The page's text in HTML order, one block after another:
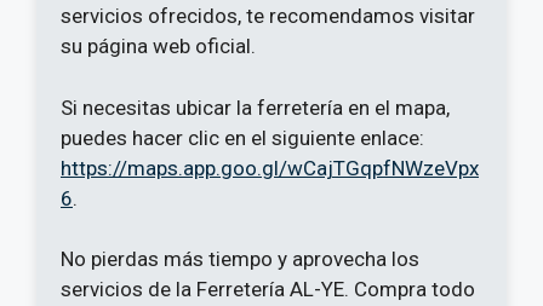
servicios ofrecidos, te recomendamos visitar
su página web oficial.
Si necesitas ubicar la ferretería en el mapa,
puedes hacer clic en el siguiente enlace:
https://maps.app.goo.gl/wCajTGqpfNWzeVpx
6.
No pierdas más tiempo y aprovecha los
servicios de la Ferretería AL-YE. Compra todo